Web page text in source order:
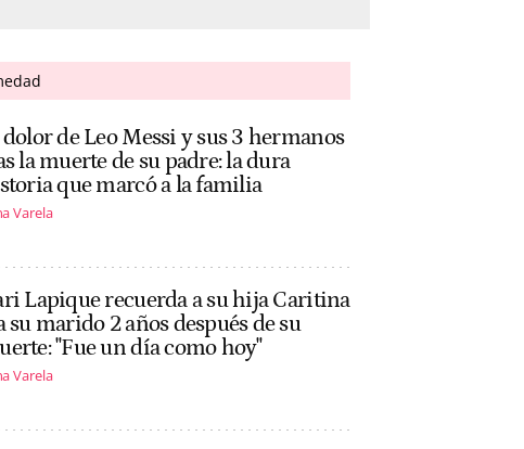
de Leo Messi y sus 3 hermanos
la muerte de su padre: la dura
que marcó a la familia
Varela
Lapique recuerda a su hija Caritina
su marido 2 años después de su
"Fue un día como hoy"
Varela